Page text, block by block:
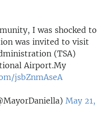
I was shocked to
was invited to visit
(TSA)
Airport.My
jsbZnmAseA
May 21,